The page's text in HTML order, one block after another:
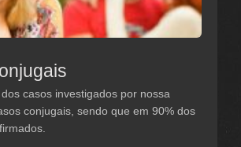
casos investigados por nossa
conjugais, sendo que em 90% dos